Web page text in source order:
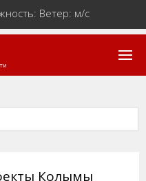
Ветер: м/с
Колымы